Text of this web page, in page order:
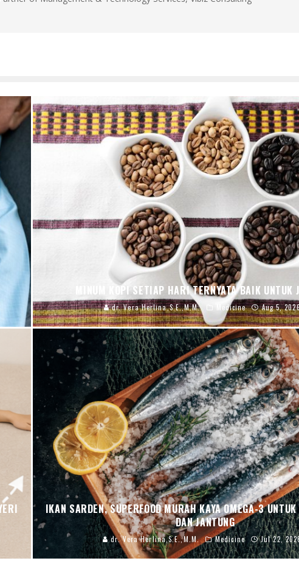
MINUM KOPI SETIAP HARI TERNYATA BAIK UNTUK
dr. Vera Herlina,S.E.,M.M. Medicine Aug 5,
IKAN SARDEN, SUPERFOOD MURAH KAYA OMEGA-3
DAN JANTUNG
dr. Vera Herlina,S.E.,M.M. Medicine Jul 22,